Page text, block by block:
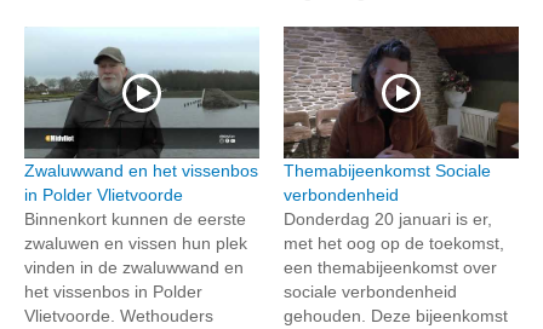
Zwaluwwand en het vissenbos
in Polder Vlietvoorde
Binnenkort kunnen de eerste
zwaluwen en vissen hun plek
vinden in de zwaluwwand en
het vissenbos in Polder
Vlietvoorde. Wethouders
Themabijeenkomst Sociale
verbondenheid
Donderdag 20 januari is er,
met het oog op de toekomst,
een themabijeenkomst over
sociale verbondenheid
gehouden. Deze bijeenkomst